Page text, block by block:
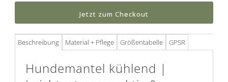
Jetzt zum Checkout
Beschreibung Material + Pflege Größentabelle GPSR
Hundemantel kühlend |